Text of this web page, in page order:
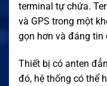
terminal tự chứa.
và GPS trong một
gọn hơn và đáng tin
Thiết bị có anten
đó, hệ thống có thể